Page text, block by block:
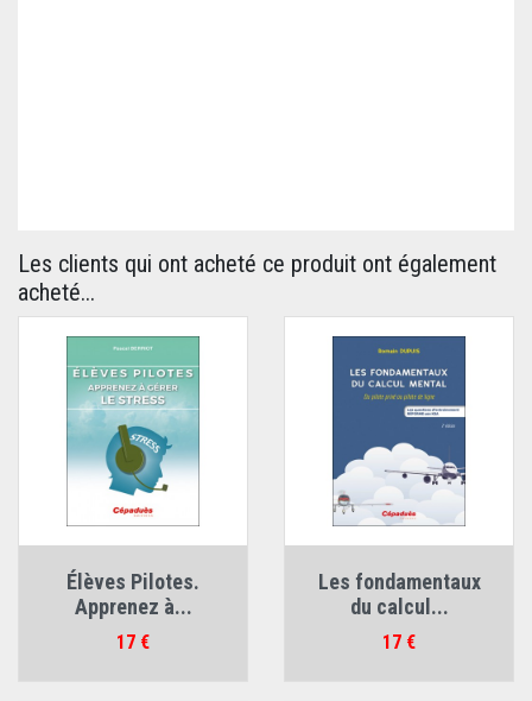
Les clients qui ont acheté ce produit ont également
acheté...
Élèves Pilotes.
Apprenez à...
Prix
17 €
Les fondamentaux
du calcul...
Prix
17 €